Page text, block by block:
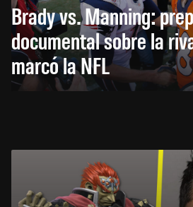
Brady vs. Manning:
documental sobre la
marcó la NFL